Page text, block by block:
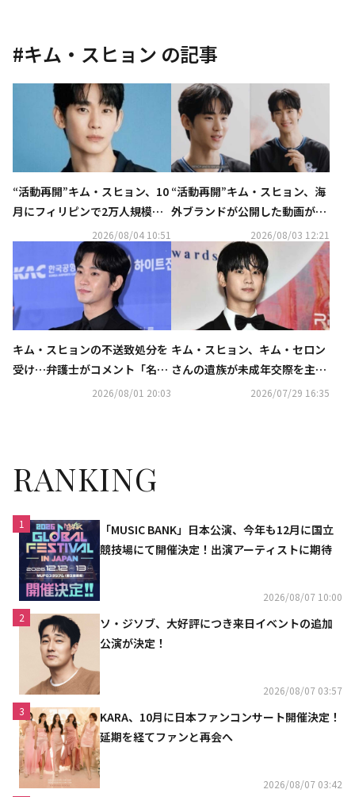
#キム・スヒョン の記事
“活動再開”キム・スヒョン、10
月にフィリピンで2万人規模の
ファンミーティングを開催！
2026/08/04 10:51
“活動再開”キム・スヒョン、海
外ブランドが公開した動画が話
題…ほっそりとした姿に注目
2026/08/03 12:21
キム・スヒョンの不送致処分を
受け…弁護士がコメント「名誉
回復において重要な意味を持
2026/08/01 20:03
キム・スヒョン、キム・セロン
さんの遺族が未成年交際を主張
し告訴も…不起訴処分に
2026/07/29 16:35
RANKING
1
「MUSIC BANK」日本公演、今年も12月に国立
競技場にて開催決定！出演アーティストに期待
2026/08/07 10:00
2
ソ・ジソブ、大好評につき来日イベントの追加
公演が決定！
2026/08/07 03:57
3
KARA、10月に日本ファンコンサート開催決定！
延期を経てファンと再会へ
2026/08/07 03:42